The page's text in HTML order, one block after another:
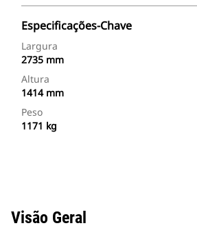
Especificações-Chave
Largura
2735 mm
Altura
1414 mm
Peso
1171 kg
Visão Geral